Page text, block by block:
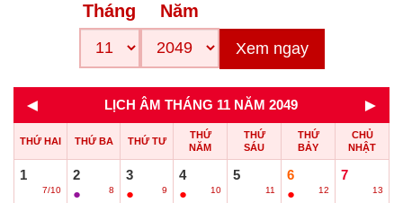
Tháng Năm
Xem ngay
◄ LỊCH ÂM THÁNG 11 NĂM 2049 ►
THỨ HAI THỨ BA THỨ TƯ
THỨ
NĂM
THỨ
SÁU
THỨ
BẢY
CHỦ
NHẬT
1
7/10
2
●
8
3
●
9
4
●
10
5
11
6
●
12
7
13